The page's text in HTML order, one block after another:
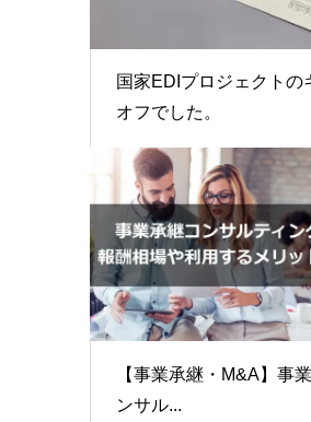
国家EDIプロジェクトの
オフでした。
【事業承継・M&A】事
ンサル...